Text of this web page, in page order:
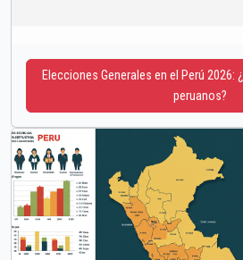
Elecciones Generales en el Perú 2026:
peruanos?